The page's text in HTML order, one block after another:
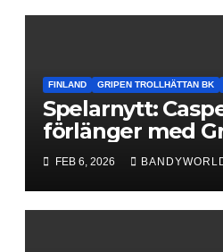
FINLAND GRIPEN TROLLHÄTTAN BK
Spelarnytt:
förlänger med
FEB 6, 2026